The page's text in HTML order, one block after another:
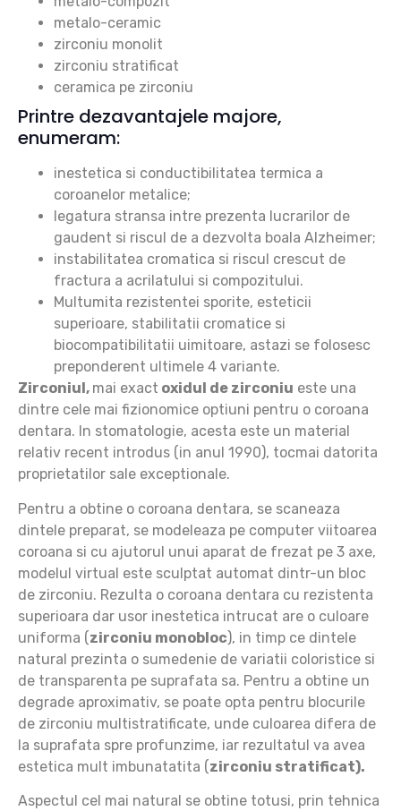
metalo-ceramic
zirconiu monolit
zirconiu stratificat
ceramica pe zirconiu
Printre dezavantajele majore,
enumeram:
inestetica si conductibilitatea termica a
coroanelor metalice;
legatura stransa intre prezenta lucrarilor de
gaudent si riscul de a dezvolta boala Alzheimer;
instabilitatea cromatica si riscul crescut de
fractura a acrilatului si compozitului.
Multumita rezistentei sporite, esteticii
superioare, stabilitatii cromatice si
biocompatibilitatii uimitoare, astazi se folosesc
preponderent ultimele 4 variante.
Zirconiul , mai exact oxidul de zirconiu este una
dintre cele mai fizionomice optiuni pentru o coroana
dentara. In stomatologie, acesta este un material
relativ recent introdus (in anul 1990), tocmai datorita
proprietatilor sale exceptionale.
Pentru a obtine o coroana dentara, se scaneaza
dintele preparat, se modeleaza pe computer viitoarea
coroana si cu ajutorul unui aparat de frezat pe 3 axe,
modelul virtual este sculptat automat dintr-un bloc
de zirconiu. Rezulta o coroana dentara cu rezistenta
superioara dar usor inestetica intrucat are o culoare
uniforma (zirconiu monobloc), in timp ce dintele
natural prezinta o sumedenie de variatii coloristice si
de transparenta pe suprafata sa. Pentru a obtine un
degrade aproximativ, se poate opta pentru blocurile
de zirconiu multistratificate, unde culoarea difera de
la suprafata spre profunzime, iar rezultatul va avea
estetica mult imbunatatita (zirconiu stratificat).
Aspectul cel mai natural se obtine totusi, prin tehnica